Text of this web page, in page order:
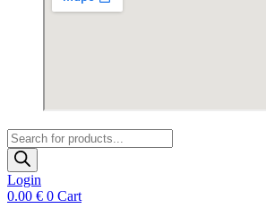
Products
search
Login
0.00 € 0 Cart